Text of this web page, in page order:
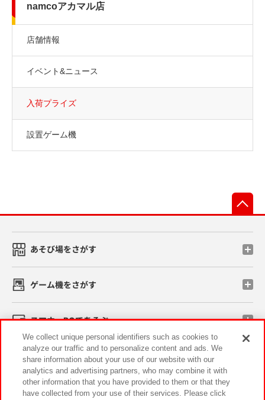
namcoアカマル店
店舗情報
イベント&ニュース
入荷プライズ
設置ゲーム機
あそび場をさがす
ゲーム機をさがす
スマホ・PCであそぶ
イベント・キャンペーン
We collect unique personal identifiers such as cookies to
analyze our traffic and to personalize content and ads. We
share information about your use of our website with our
analytics and advertising partners, who may combine it with
other information that you have provided to them or that they
have collected from your use of their services. Please click